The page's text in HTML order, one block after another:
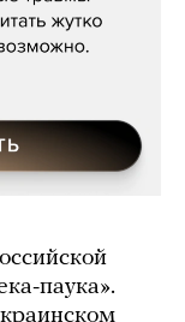
паука».